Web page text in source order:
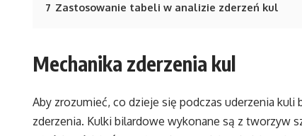
7 Zastosowanie tabeli w analizie zderzeń kul
Mechanika zderzenia kul
Aby zrozumieć, co dzieje się podczas uderzenia
zderzenia. Kulki bilardowe wykonane są z tworzyw